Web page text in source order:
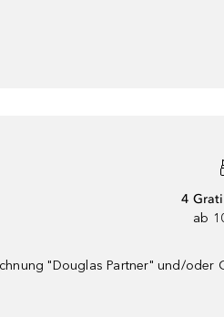
4
ab
"Douglas Partner" und/